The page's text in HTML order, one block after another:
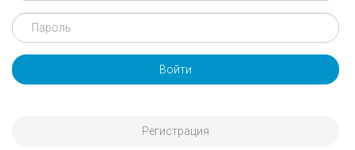
Войти
Регистрация